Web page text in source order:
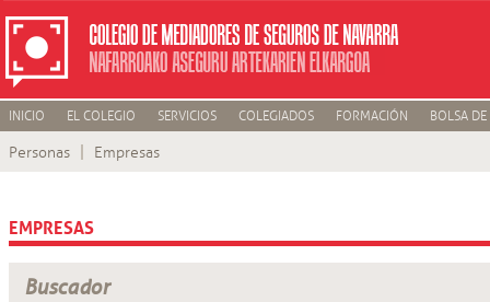
INICIO EL COLEGIO SERVICIOS COLEGIADOS FORMACIÓN BOLSA
Personas Empresas
EMPRESAS
Buscador